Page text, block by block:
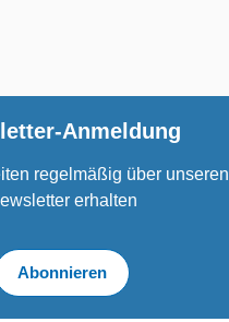
Anmeldung
regelmäßig über unseren
erhalten
Abonnieren